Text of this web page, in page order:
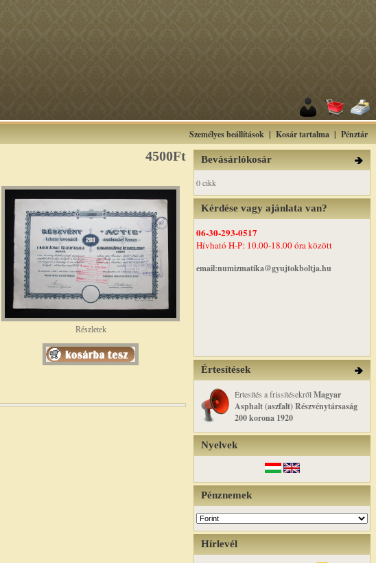
Személyes beállítások | Kosár tartalma | Pénztár
4500Ft
Részletek
Bevásárlókosár
0 cikk
Kérdése vagy ajánlata van?
06-30-293-0517
Hívható H-P: 10.00-18.00 óra között
email:numizmatika@gyujtokboltja.hu
Értesítések
Értesítés a frissítésekről Magyar
Asphalt (aszfalt) Részvénytársaság
200 korona 1920
Nyelvek
Pénznemek
Hírlevél